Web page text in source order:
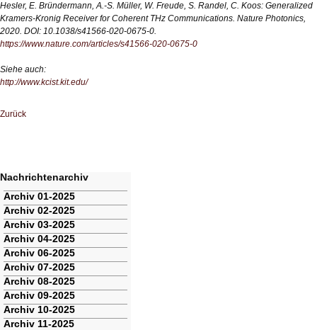
Hesler, E. Bründermann, A.-S. Müller, W. Freude, S. Randel, C. Koos: Generalized
Kramers-Kronig Receiver for Coherent THz Communications. Nature Photonics,
2020. DOI: 10.1038/s41566-020-0675-0.
https://www.nature.com/articles/s41566-020-0675-0
Siehe auch:
http://www.kcist.kit.edu/
Zurück
Nachrichtenarchiv
Navigation
überspringen
Archiv 01-2025
Archiv 02-2025
Archiv 03-2025
Archiv 04-2025
Archiv 06-2025
Archiv 07-2025
Archiv 08-2025
Archiv 09-2025
Archiv 10-2025
Archiv 11-2025